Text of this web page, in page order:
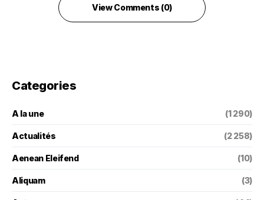
View Comments (0)
Categories
A la une (1 290)
Actualités (2 258)
Aenean Eleifend (10)
Aliquam (3)